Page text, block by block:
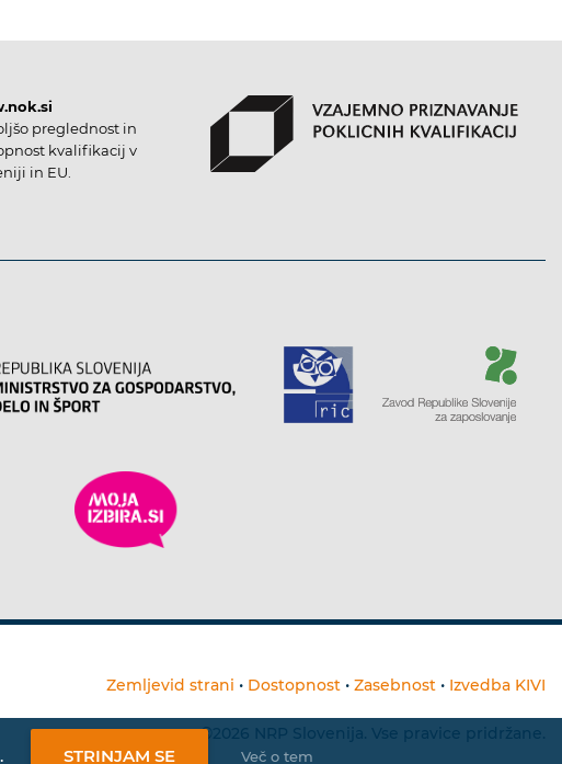
STRINJAM SE Več o tem
preglednost in
kvalifikacij v
in EU.
Zemljevid strani • Dostopnost • Zasebnost • Izvedba KIVI
©2026 NRP Slovenija. Vse pravice pridržane.